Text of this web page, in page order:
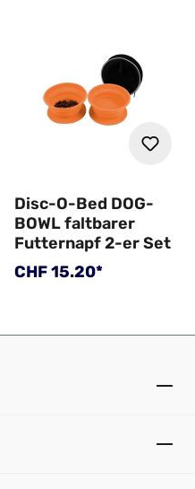
Disc-O-Bed DOG-
BOWL faltbarer
Futternapf 2-er Set
Regulärer Preis:
CHF 15.20*